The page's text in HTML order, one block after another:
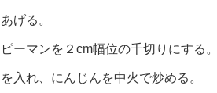
げる。
ーマンを２cm幅位の千切りにする。
入れ、にんじんを中火で炒める。